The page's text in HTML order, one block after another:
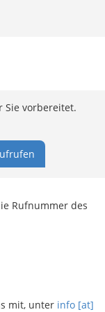
Sie vorbereitet.
Rufnummer des
mit, unter info [at]